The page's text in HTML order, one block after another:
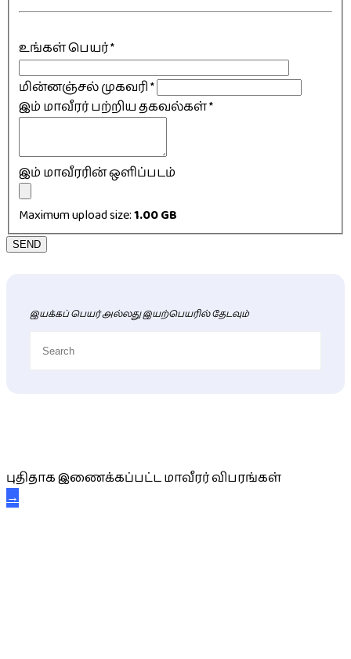
உங்கள் பெயர்*
மின்னஞ்சல் முகவரி*
இம் மாவீரர் பற்றிய தகவல்கள்*
இம் மாவீரரின் ஒளிப்படம்
Maximum upload size:1.00 GB
SEND
இயக்கப் பெயர் அல்லது இயற்பெயரில் தேடவும்
புதிதாக இணைக்கப்பட்ட மாவீரர் விபரங்கள்
→